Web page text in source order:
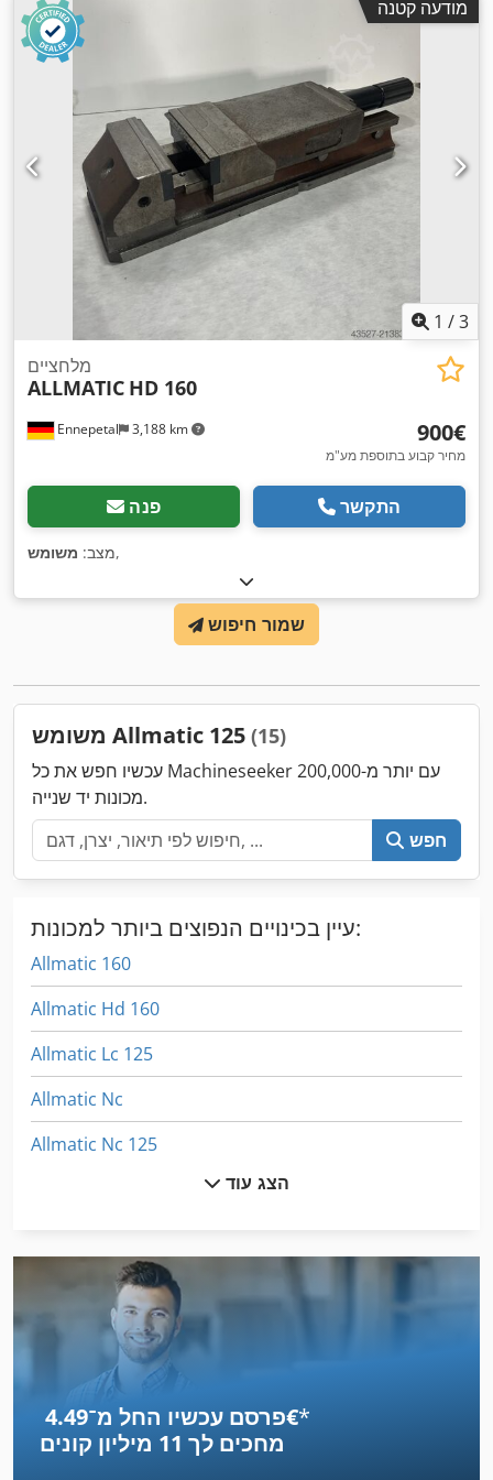
מודעה קטנה
1 /3
Ennepetal 3,188 km
מלחציים
ALLMATIC HD 160
‏900 ‏€
מחיר קבוע בתוספת מע"מ
פנה התקשר
מצב: משומש ,
שמור חיפוש
משומש Allmatic 125 (15)
עכשיו חפש את כל Machineseeker עם יותר מ-200,000
מכונות יד שנייה.
חפש
עיין בכינויים הנפוצים ביותר למכונות:
Allmatic 160
Allmatic Hd 160
Allmatic Lc 125
Allmatic Nc
Allmatic Nc 125
Dmc 125 Fd
Dmc 125 U
Dmu 125
Dmu 125 P
Dmu 125 P Hi-Dyn
הצג עוד
פרסם עכשיו החל מ־‏4.49 ‏€*
מחכים לך 11 מיליון קונים